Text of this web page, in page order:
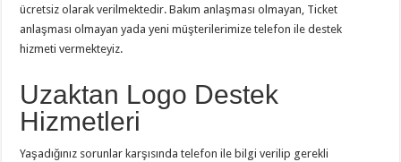
ücretsiz olarak verilmektedir. Bakım anlaşması olmayan, Ticket
anlaşması olmayan yada yeni müşterilerimize telefon ile destek
hizmeti vermekteyiz.
Uzaktan Logo Destek
Hizmetleri
Yaşadığınız sorunlar karşısında telefon ile bilgi verilip gerekli